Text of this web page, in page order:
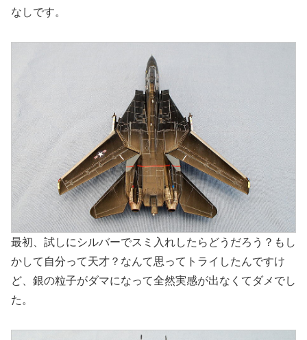
なしです。
最初、試しにシルバーでスミ入れしたらどうだろう？もし
かして自分って天才？なんて思ってトライしたんですけ
ど、銀の粒子がダマになって全然実感が出なくてダメでし
た。